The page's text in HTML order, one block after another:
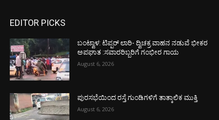
EDITOR PICKS
ಬಂಟ್ವಾಳ: ಟಿಪ್ಪರ್ ಲಾರಿ- ದ್ವಿಚಕ್ರ ವಾಹನ ನಡುವೆ ಭೀಕರ
ಅಪಘಾತ :ಸವಾರರಿಬ್ಬರಿಗೆ ಗಂಭೀರ ಗಾಯ
August 6, 2026
ಪುರಸಭೆಯಿಂದ ರಸ್ತೆ ಗುಂಡಿಗಳಿಗೆ ತಾತ್ಕಾಲಿಕ ಮುಕ್ತಿ
August 6, 2026